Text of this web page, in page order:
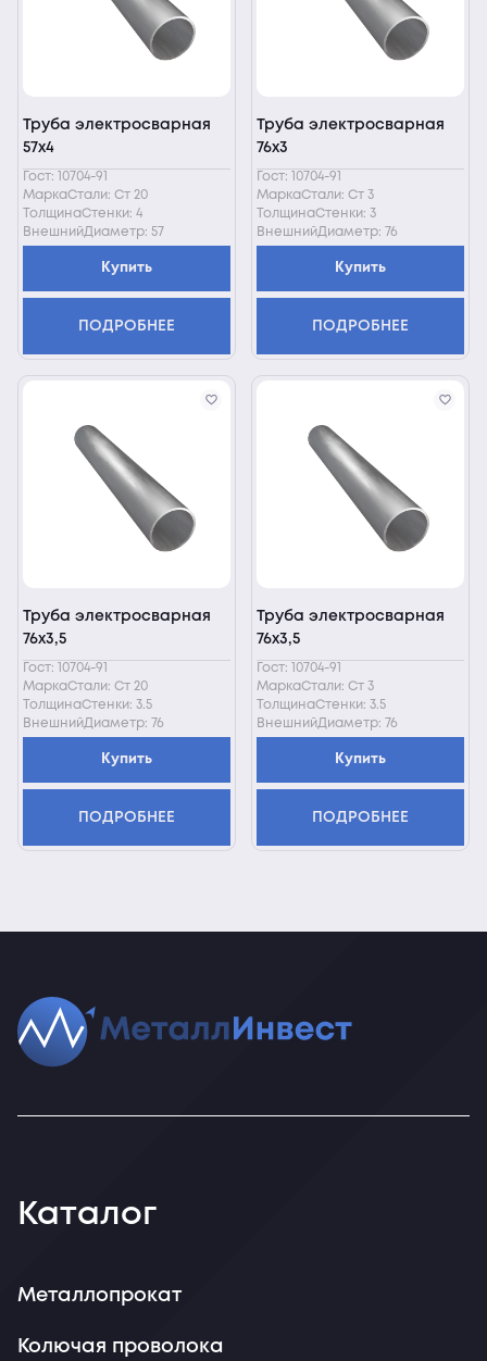
Труба электросварная
57х4
Гост: 10704-91
МаркаСтали: Ст 20
ТолщинаСтенки: 4
ВнешнийДиаметр: 57
Купить
ПОДРОБНЕЕ
Труба электросварная
76х3
Гост: 10704-91
МаркаСтали: Ст 3
ТолщинаСтенки: 3
ВнешнийДиаметр: 76
Купить
ПОДРОБНЕЕ
Труба электросварная
76х3,5
Гост: 10704-91
МаркаСтали: Ст 20
ТолщинаСтенки: 3.5
ВнешнийДиаметр: 76
Купить
ПОДРОБНЕЕ
Труба электросварная
76х3,5
Гост: 10704-91
МаркаСтали: Ст 3
ТолщинаСтенки: 3.5
ВнешнийДиаметр: 76
Купить
ПОДРОБНЕЕ
Каталог
Металлопрокат
Колючая проволока